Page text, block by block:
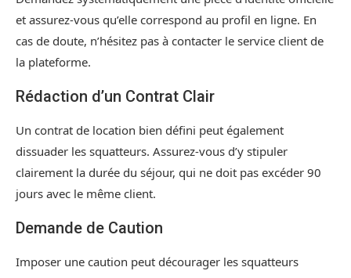
et assurez-vous qu’elle correspond au profil en ligne. En
cas de doute, n’hésitez pas à contacter le service client de
la plateforme.
Rédaction d’un Contrat Clair
Un contrat de location bien défini peut également
dissuader les squatteurs. Assurez-vous d’y stipuler
clairement la durée du séjour, qui ne doit pas excéder 90
jours avec le même client.
Demande de Caution
Imposer une caution peut décourager les squatteurs